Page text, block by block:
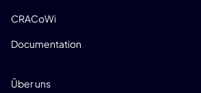
CRACoWi
Documentation
Über uns